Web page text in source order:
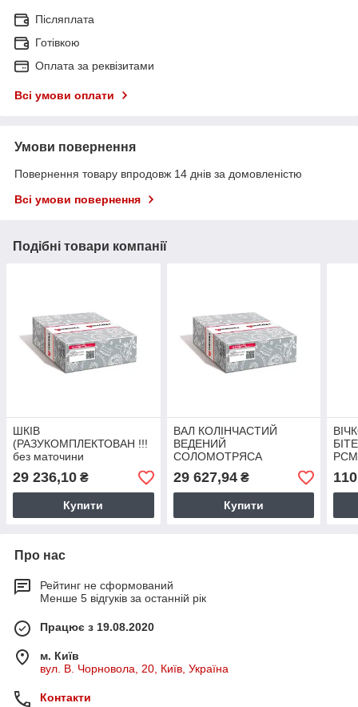
Післяплата
Готівкою
Оплата за реквізитами
Всі умови оплати
Умови повернення
Повернення товару впродовж 14 днів за домовленістю
Всі умови повернення
Подібні товари компанії
ШКІВ
(РАЗУКОМПЛЕКТОВАН !!!
без маточини
РСМ-10Б.14.62.200) 2-го
КОНТРПР. 6-ти
СТРУМКОВОЇ
145.28.08.110 А
29 236,10 ₴
Купити
ВАЛ КОЛІНЧАСТИЙ
ВЕДЕНИЙ
СОЛОМОТРЯСА
РСМ-10Б.01.38.370 А
29 627,94₴
Купити
Про нас
Рейтинг не сформований
Менше 5 відгуків за останній рік
Працює з 19.08.2020
м. Київ
вул. В. Чорновола, 20, Київ, Україна
Контакти